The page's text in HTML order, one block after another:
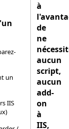
un
IIS
à
de
ne
aucun
script,
aucun
add-
on
à
IIS,